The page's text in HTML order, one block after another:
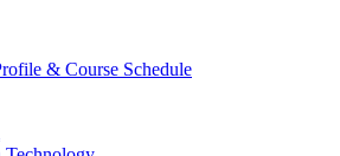
& Course Schedule